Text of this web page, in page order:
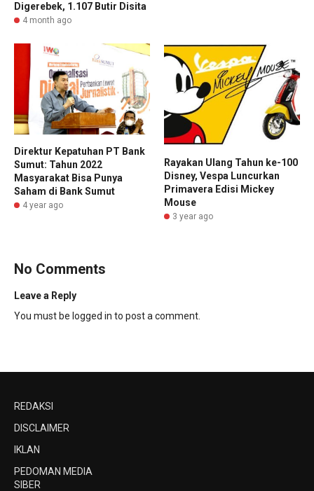
Digerebek, 1.107 Butir Disita
4 month ago
Direktur Kepatuhan PT Bank
Sumut: Tahun 2022
Masyarakat Bisa Punya
Saham di Bank Sumut
4 year ago
Rayakan Ulang Tahun ke-100
Disney, Vespa Luncurkan
Primavera Edisi Mickey
Mouse
3 year ago
No Comments
Leave a Reply
You must be logged in to post a comment.
REDAKSI
DISCLAIMER
IKLAN
PEDOMAN MEDIA
SIBER